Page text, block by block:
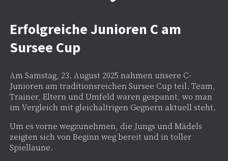
Erfolgreiche Junioren C am
Sursee Cup
Am Samstag, 23. August 2025 nahmen unsere C-
Junioren am traditionsreichen Sursee Cup teil. Team,
Trainer, Eltern und Umfeld waren gespannt, wo man
im Vergleich mit gleichaltrigen Gegnern aktuell steht.
Um es vorne wegzunehmen, die Jungs und Mädels
zeigten sich von Beginn weg bereit und in toller
Spiellaune.